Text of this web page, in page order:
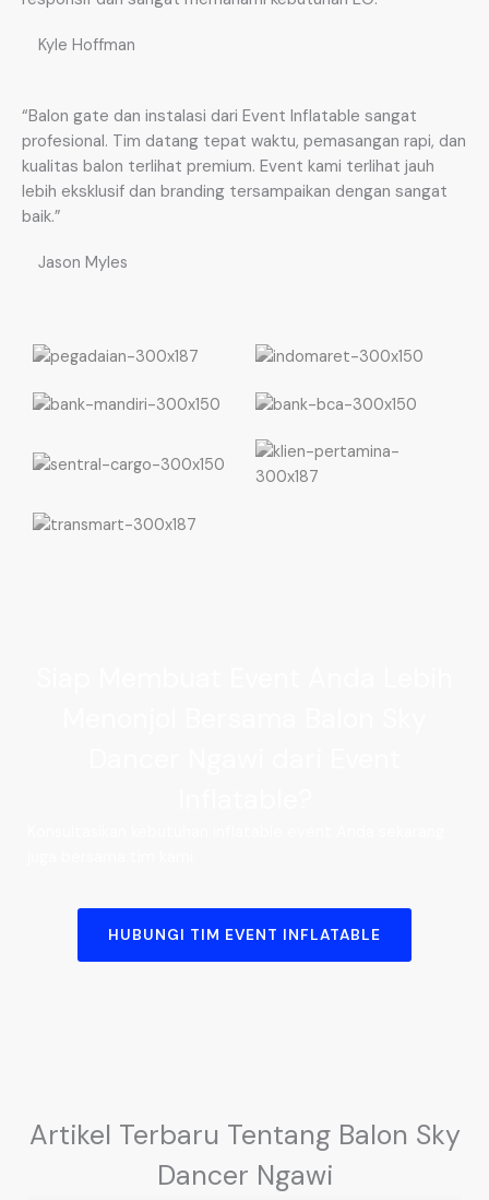
Kyle Hoffman
“Balon gate dan instalasi dari Event Inflatable sangat
profesional. Tim datang tepat waktu, pemasangan rapi, dan
kualitas balon terlihat premium. Event kami terlihat jauh
lebih eksklusif dan branding tersampaikan dengan sangat
baik.”
Jason Myles
HUBUNGI TIM EVENT INFLATABLE
Artikel Terbaru Tentang Balon Sky
Dancer Ngawi